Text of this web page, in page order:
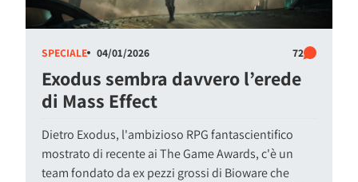
SPECIALE 04/01/2026 72
Exodus sembra davvero l’erede
di Mass Effect
Dietro Exodus, l'ambizioso RPG fantascientifico
mostrato di recente ai The Game Awards, c'è un
team fondato da ex pezzi grossi di Bioware che